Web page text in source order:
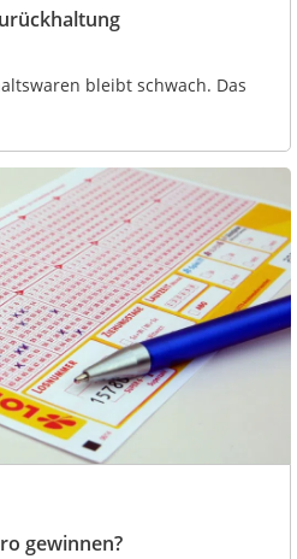
bleibt schwach. Das
gewinnen?